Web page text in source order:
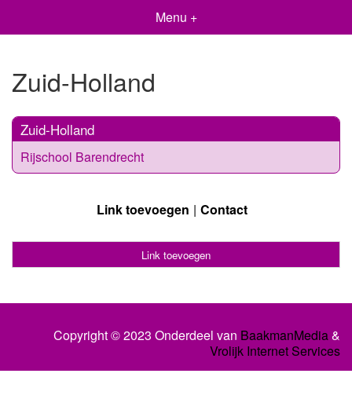
Menu +
Zuid-Holland
Zuid-Holland
Rijschool Barendrecht
Link toevoegen Contact
Link toevoegen
Copyright © 2023 Onderdeel van BaakmanMedia&
Vrolijk Internet Services